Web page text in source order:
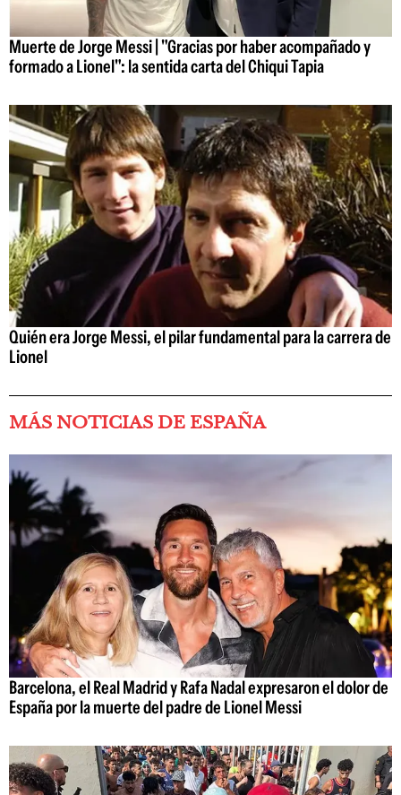
Muerte de Jorge Messi | "Gracias por haber acompañado y
formado a Lionel": la sentida carta del Chiqui Tapia
Quién era Jorge Messi, el pilar fundamental para la carrera de
Lionel
MÁS NOTICIAS DE ESPAÑA
Barcelona, el Real Madrid y Rafa Nadal expresaron el dolor de
España por la muerte del padre de Lionel Messi